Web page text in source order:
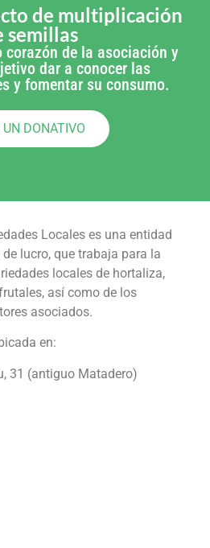
de multiplicación
semillas
corazón de la asociación y
dar a conocer las
y fomentar su consumo.
DONATIVO
Locales es una entidad
lucro, que trabaja para la
locales de hortaliza,
así como de los
asociados.
en:
31 (antiguo Matadero)